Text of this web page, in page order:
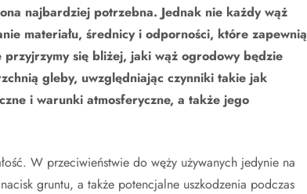
najbardziej potrzebna. Jednak nie każdy wąż
materiału, średnicy i odporności, które zapewnią
przyjrzymy się bliżej, jaki wąż ogrodowy będzie
gleby, uwzględniając czynniki takie jak
i warunki atmosferyczne, a także jego
W przeciwieństwie do węży używanych jedynie na
gruntu, a także potencjalne uszkodzenia podczas